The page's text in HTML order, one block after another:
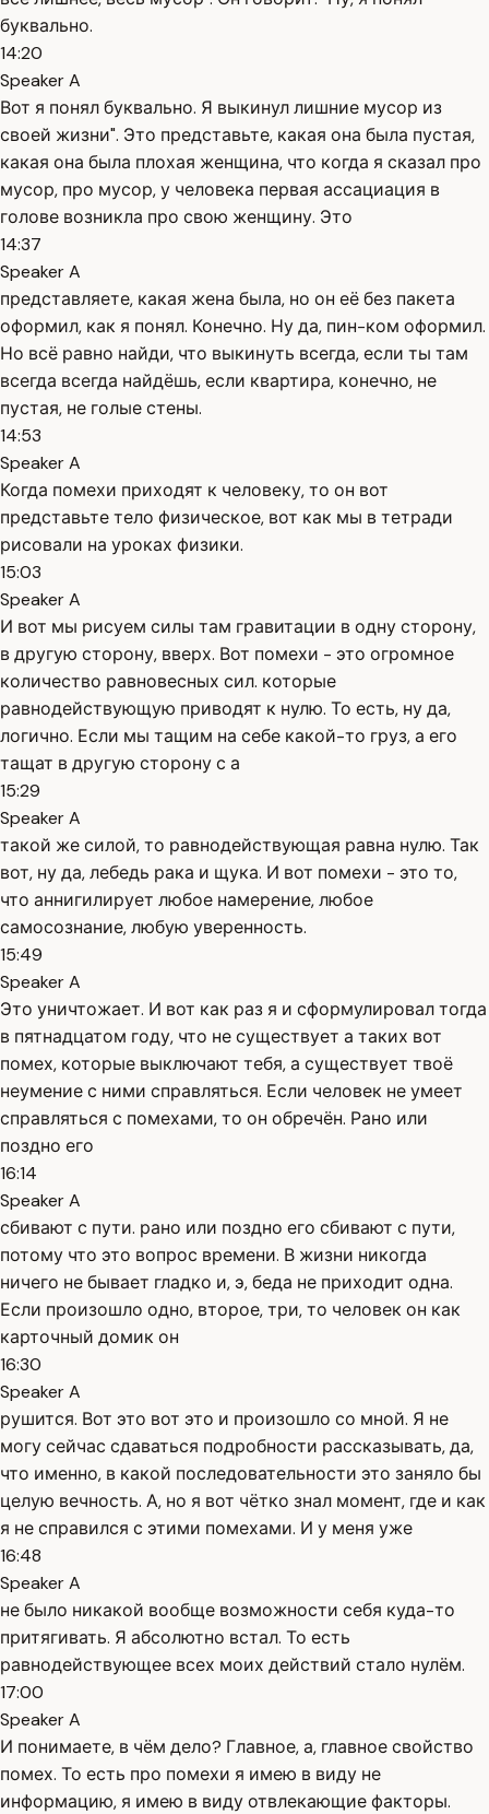
буквально.
14:20
Speaker A
Вот я понял буквально. Я выкинул лишние мусор из
своей жизни". Это представьте, какая она была пустая,
какая она была плохая женщина, что когда я сказал про
мусор, про мусор, у человека первая ассациация в
голове возникла про свою женщину. Это
14:37
Speaker A
представляете, какая жена была, но он её без пакета
оформил, как я понял. Конечно. Ну да, пин-ком оформил.
Но всё равно найди, что выкинуть всегда, если ты там
всегда всегда найдёшь, если квартира, конечно, не
пустая, не голые стены.
14:53
Speaker A
Когда помехи приходят к человеку, то он вот
представьте тело физическое, вот как мы в тетради
рисовали на уроках физики.
15:03
Speaker A
И вот мы рисуем силы там гравитации в одну сторону,
в другую сторону, вверх. Вот помехи - это огромное
количество равновесных сил. которые
равнодействующую приводят к нулю. То есть, ну да,
логично. Если мы тащим на себе какой-то груз, а его
тащат в другую сторону с а
15:29
Speaker A
такой же силой, то равнодействующая равна нулю. Так
вот, ну да, лебедь рака и щука. И вот помехи - это то,
что аннигилирует любое намерение, любое
самосознание, любую уверенность.
15:49
Speaker A
Это уничтожает. И вот как раз я и сформулировал тогда
в пятнадцатом году, что не существует а таких вот
помех, которые выключают тебя, а существует твоё
неумение с ними справляться. Если человек не умеет
справляться с помехами, то он обречён. Рано или
поздно его
16:14
Speaker A
сбивают с пути. рано или поздно его сбивают с пути,
потому что это вопрос времени. В жизни никогда
ничего не бывает гладко и, э, беда не приходит одна.
Если произошло одно, второе, три, то человек он как
карточный домик он
16:30
Speaker A
рушится. Вот это вот это и произошло со мной. Я не
могу сейчас сдаваться подробности рассказывать, да,
что именно, в какой последовательности это заняло бы
целую вечность. А, но я вот чётко знал момент, где и как
я не справился с этими помехами. И у меня уже
16:48
Speaker A
не было никакой вообще возможности себя куда-то
притягивать. Я абсолютно встал. То есть
равнодействующее всех моих действий стало нулём.
17:00
Speaker A
И понимаете, в чём дело? Главное, а, главное свойство
помех. То есть про помехи я имею в виду не
информацию, я имею в виду отвлекающие факторы.